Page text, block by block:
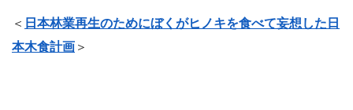
＜ 日本林業再生のためにぼくがヒノキを食べて妄想した日
本木食計画 ＞